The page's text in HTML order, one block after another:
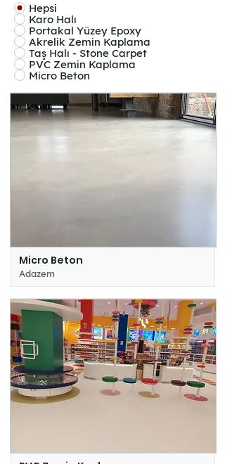
Hepsi
Karo Halı
Portakal Yüzey Epoxy
Akrelik Zemin Kaplama
Taş Halı - Stone Carpet
PVC Zemin Kaplama
Micro Beton
Micro Beton
Adazem